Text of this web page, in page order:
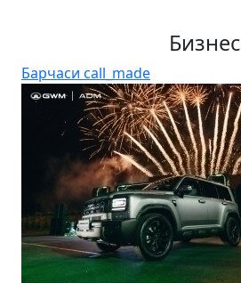
Бизнес
Барчаси call_made